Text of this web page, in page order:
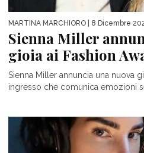
MARTINA MARCHIORO | 8 Dicembre
Sienna Miller
gioia ai Fashion
Sienna Miller annuncia una nuova
ingresso che comunica emozioni